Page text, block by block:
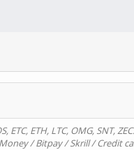
ETC, ETH, LTC, OMG, SNT,
/ Bitpay / Skrill / Credit